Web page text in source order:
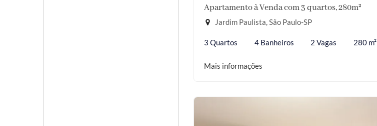
Apartamento à Venda com 3 quartos, 280m²
Jardim Paulista, São Paulo-SP
3 Quartos 4 Banheiros 2 Vagas 280 m²
Mais informações